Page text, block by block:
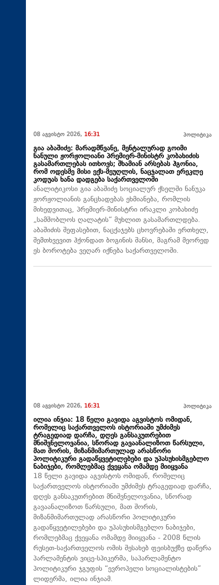
08 აგვისტო 2026, 16:31 პოლიტიკა
გია აბაშიძე: მარადმწვანე, მენტალურად გოიმი
ნანული ჟორჟოლიანი პრემიერ-მინისტრ კობახიძის
გასამართლებას ითხოვს; შხამიან არსებას ჰგონია,
რომ ოდესმე მისი ექს-მეუღლის, ნაცჯალათ ერეკლე
კოდუას ხანა დადგება საქართველოში
ანალიტიკოსი გია აბაშიძე სოციალურ ქსელში ნანუკა
ჟორჟოლიანის განცხადებას ეხმიანება, რომლის
მიხედვითაც, პრემიერ-მინისტრი ირაკლი კობახიძე
„სამშობლოს ღალატის“ მუხლით გასამართლდება.
აბაშიძის შეფასებით, ნაცქაჯებს ცხოვრებაში ერთხელ,
შემთხვევით ჰქონდათ ბოგინის შანსი, მაგრამ მეორედ
ეს ბოროტება ვეღარ იქნება საქართველოში.
08 აგვისტო 2026, 16:31 პოლიტიკა
ილია ინჯია: 18 წელი გავიდა აგვისტოს ომიდან,
რომელიც საქართველოს ისტორიაში უმძიმეს
ტრაგედიად დარჩა, დღეს განსაკუთრებით
მნიშვნელოვანია, სწორად გავაანალიზოთ წარსული,
მათ შორის, მიზანმიმართულად არასწორი
პოლიტიკური გადაწყვეტილებები და უპასუხისმგებლო
ნაბიჯები, რომლებმაც ქვეყანა ომამდე მიიყვანა
18 წელი გავიდა აგვისტოს ომიდან, რომელიც
საქართველოს ისტორიაში უმძიმეს ტრაგედიად დარჩა,
დღეს განსაკუთრებით მნიშვნელოვანია, სწორად
გავაანალიზოთ წარსული, მათ შორის,
მიზანმიმართულად არასწორი პოლიტიკური
გადაწყვეტილებები და უპასუხისმგებლო ნაბიჯები,
რომლებმაც ქვეყანა ომამდე მიიყვანა - 2008 წლის
რუსეთ-საქართველოს ომის შესახებ ფეისბუქზე დაწერა
პარლამენტის ვიცე-სპიკერმა, საპარლამენტო
პოლიტიკური ჯგუფის “ევროპელი სოციალისტების”
ლიდერმა, ილია ინჯიამ.